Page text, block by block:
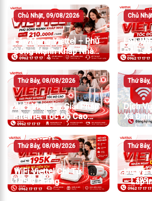
Chủ Nhật, 09/08/2026
Lắp Mạng Viettel – Phủ
Sóng Mạnh Khắp Nhà
Chỉ Từ 210.000đ/Tháng
Chủ
Lắp
Độ Cao
Thứ Bảy, 08/08/2026
WiFi Viettel – Giải Pháp
Internet Tốc Độ Cao
Cho Gia Đình Và Doanh
Nghiệp
Thứ
Dịch
Xã
Thứ Bảy, 08/08/2026
WiFi Viettel Chỉ Từ
195K/Tháng
Thứ
Ưu Đãi
– Lắp